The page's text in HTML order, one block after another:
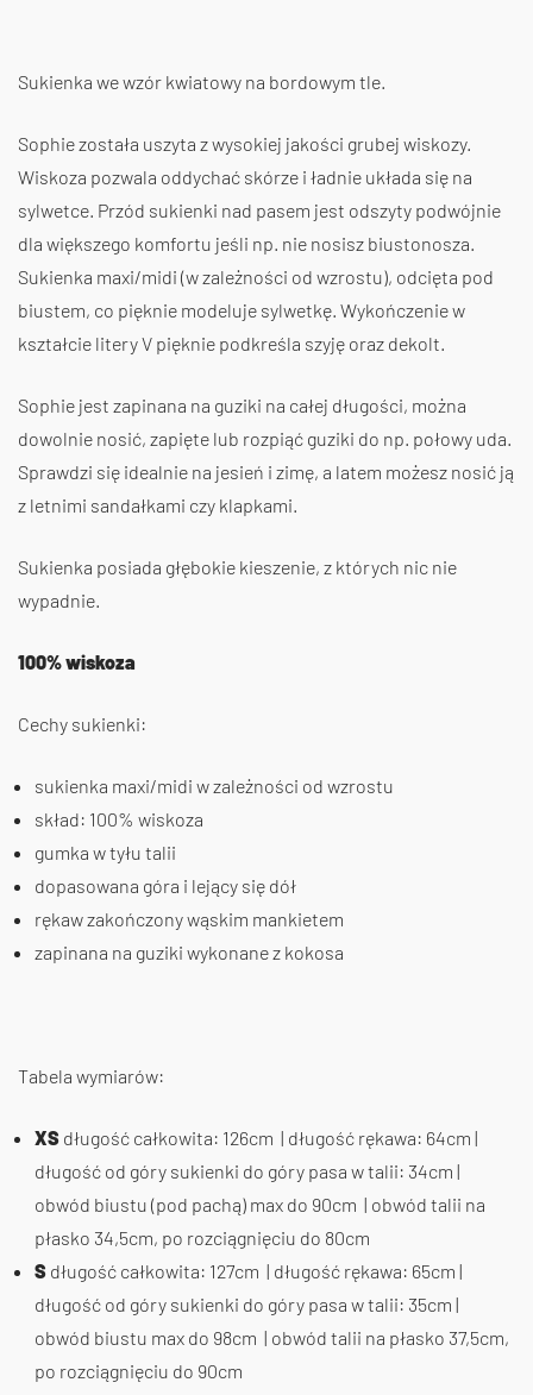
Sukienka we wzór kwiatowy na bordowym tle.
Sophie została uszyta z wysokiej jakości grubej wiskozy.
Wiskoza pozwala oddychać skórze i ładnie układa się na
sylwetce. Przód sukienki nad pasem jest odszyty podwójnie
dla większego komfortu jeśli np. nie nosisz biustonosza.
Sukienka maxi/midi (w zależności od wzrostu), odcięta pod
biustem, co pięknie modeluje sylwetkę. Wykończenie w
kształcie litery V pięknie podkreśla szyję oraz dekolt.
Sophie jest zapinana na guziki na całej długości, można
dowolnie nosić, zapięte lub rozpiąć guziki do np. połowy uda.
Sprawdzi się idealnie na jesień i zimę, a latem możesz nosić ją
z letnimi sandałkami czy klapkami.
Sukienka posiada głębokie kieszenie, z których nic nie
wypadnie.
100% wiskoza
Cechy sukienki:
sukienka maxi/midi w zależności od wzrostu
skład: 100% wiskoza
gumka w tyłu talii
dopasowana góra i lejący się dół
rękaw zakończony wąskim mankietem
zapinana na guziki wykonane z kokosa
Tabela wymiarów:
XS długość całkowita: 126cm | długość rękawa: 64cm |
długość od góry sukienki do góry pasa w talii: 34cm |
obwód biustu (pod pachą) max do 90cm | obwód talii na
płasko 34,5cm, po rozciągnięciu do 80cm
S długość całkowita: 127cm | długość rękawa: 65cm |
długość od góry sukienki do góry pasa w talii: 35cm |
obwód biustu max do 98cm | obwód talii na płasko 37,5cm,
po rozciągnięciu do 90cm